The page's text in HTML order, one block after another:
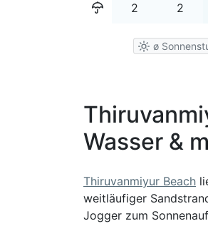
2 2
ø
Wasser &
Thiruvanmiyur Beach
weitläufiger
Jogger zum